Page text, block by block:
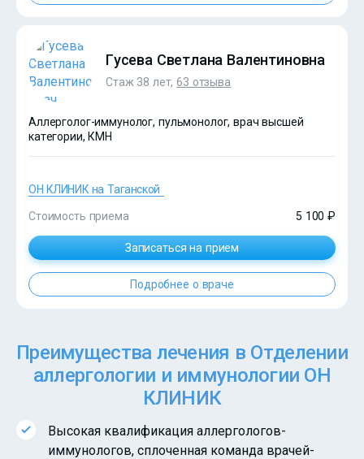
?>
Гусева Светлана Валентиновна
Стаж 38 лет,63 отзыва
Аллерголог-иммунолог, пульмонолог, врач высшей
категории, КМН
ОН КЛИНИК на Таганской
Стоимость приема 5 100 ₽
Записаться на прием
Подробнее о враче
Преимущества лечения в Отделении
аллергологии и иммунологии ОН
КЛИНИК
Высокая квалификация аллергологов-
иммунологов, сплоченная команда врачей-